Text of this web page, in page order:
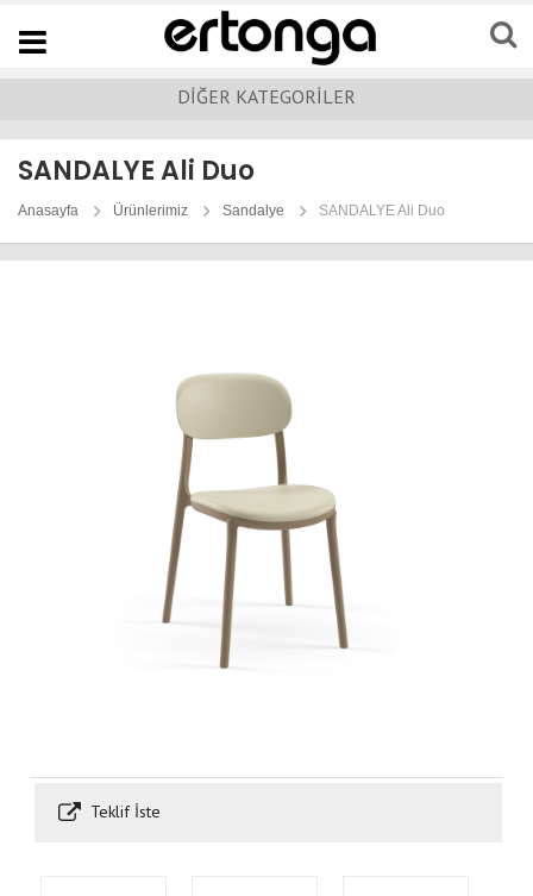
Navigation
DİĞER KATEGORİLER
SANDALYE Ali Duo
Anasayfa Ürünlerimiz Sandalye SANDALYE Ali Duo
Teklif İste